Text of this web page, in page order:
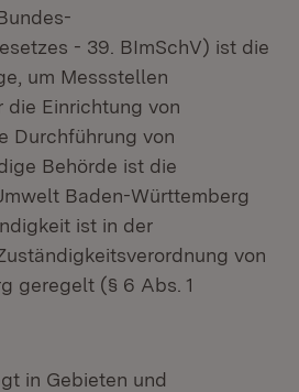
- 39. BImSchV) ist die
um Messstellen
Einrichtung von
Durchführung von
Behörde ist die
Baden-Württemberg
ist in der
von
geregelt (§ 6 Abs. 1
in Gebieten und